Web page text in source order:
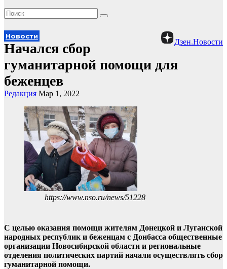
Дзен.Новости
Новости
Начался сбор
гуманитарной помощи для
беженцев
Редакция Мар 1, 2022
https://www.nso.ru/news/51228
С целью оказания помощи жителям Донецкой и Луганской
народных республик и беженцам с Донбасса общественные
организации Новосибирской области и региональные
отделения политических партий начали осуществлять сбор
гуманитарной помощи.